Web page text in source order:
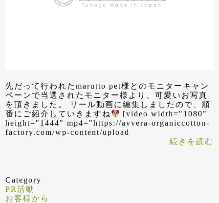
先だって行われたmarutto pet様とのモニターキャン
ペーンで当選されたモニター様より、可愛いお写真
を頂きました。 リール動画に編集しましたので、順
番にご紹介していきますね
[video width="1080"
height="1444" mp4="https://avvera-organiccotton-
factory.com/wp-content/upload
続きを読む
Category
PR活動
お客様から